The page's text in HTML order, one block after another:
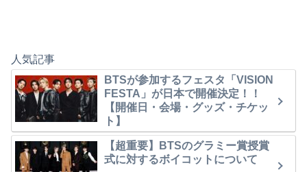
人気記事
BTSが参加するフェスタ「VISION
FESTA」が日本で開催決定！！
【開催日・会場・グッズ・チケッ
ト】
【超重要】BTSのグラミー賞授賞
式に対するボイコットについて